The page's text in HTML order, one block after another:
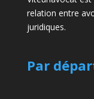
relation entre
juridiques.
Par